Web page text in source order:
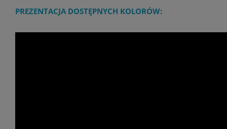
PREZENTACJA DOSTĘPNYCH KOLORÓW: